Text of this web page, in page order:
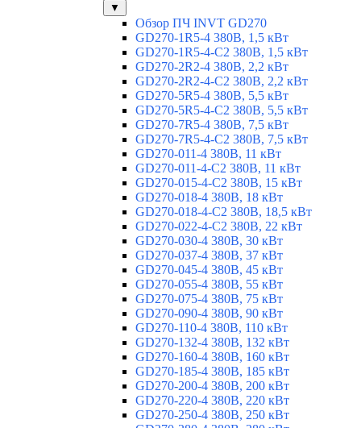
▼
Обзор ПЧ INVT GD270
GD270-1R5-4 380В, 1,5 кВт
GD270-1R5-4-С2 380В, 1,5 кВт
GD270-2R2-4 380В, 2,2 кВт
GD270-2R2-4-C2 380В, 2,2 кВт
GD270-5R5-4 380В, 5,5 кВт
GD270-5R5-4-C2 380В, 5,5 кВт
GD270-7R5-4 380В, 7,5 кВт
GD270-7R5-4-C2 380В, 7,5 кВт
GD270-011-4 380В, 11 кВт
GD270-011-4-C2 380В, 11 кВт
GD270-015-4-C2 380В, 15 кВт
GD270-018-4 380В, 18 кВт
GD270-018-4-C2 380В, 18,5 кВт
GD270-022-4-C2 380В, 22 кВт
GD270-030-4 380В, 30 кВт
GD270-037-4 380В, 37 кВт
GD270-045-4 380В, 45 кВт
GD270-055-4 380В, 55 кВт
GD270-075-4 380В, 75 кВт
GD270-090-4 380В, 90 кВт
GD270-110-4 380В, 110 кВт
GD270-132-4 380В, 132 кВт
GD270-160-4 380В, 160 кВт
GD270-185-4 380В, 185 кВт
GD270-200-4 380В, 200 кВт
GD270-220-4 380В, 220 кВт
GD270-250-4 380В, 250 кВт